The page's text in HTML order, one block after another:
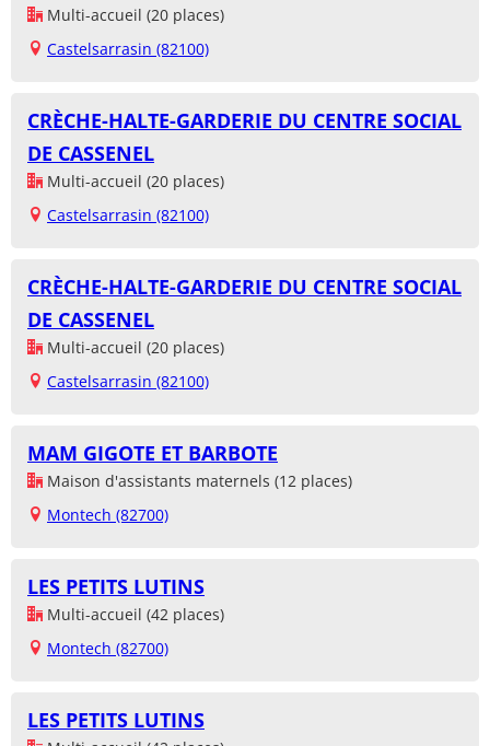
Multi-accueil (20 places)
Castelsarrasin (82100)
CRÈCHE-HALTE-GARDERIE DU CENTRE SOCIAL
DE CASSENEL
Multi-accueil (20 places)
Castelsarrasin (82100)
CRÈCHE-HALTE-GARDERIE DU CENTRE SOCIAL
DE CASSENEL
Multi-accueil (20 places)
Castelsarrasin (82100)
MAM GIGOTE ET BARBOTE
Maison d'assistants maternels (12 places)
Montech (82700)
LES PETITS LUTINS
Multi-accueil (42 places)
Montech (82700)
LES PETITS LUTINS